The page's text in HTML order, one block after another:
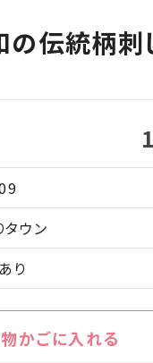
伝統柄刺
タウン
り
かごに入れる